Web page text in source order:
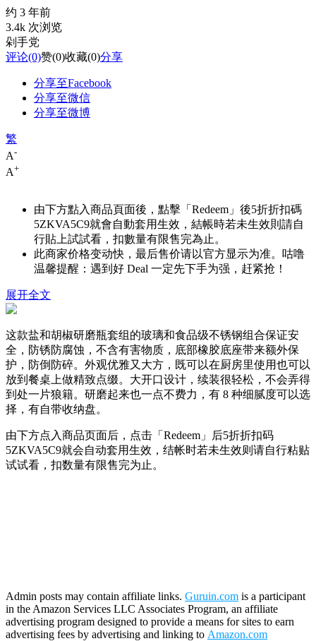
约 3 年前
3.4k 次浏览
剁手党
评论(0)赞(0)收藏(0)分享
分享至Facebook
分享至微信
分享至微博
繁
A-
A+
由下方點入商品頁面後，點擊「Redeem」後5折折扣碼
5ZKVA5C9就會自動套用生效，結帳時若未生效則請自
行貼上試試看，扣數量有限售完為止。
此商家价格变动快，最后售价请以官方显示为准。咕噜
温馨提醒：遇到好 Deal 一定先下手为强，赶紧抢！
展开全文
这款盐和胡椒研磨瓶套组的玻璃和食品级不锈钢组合保证安
全，防锈防腐蚀，不含有害物质，底部橡胶底座带来额外保
护，防倒防碎。外观优雅又大方，既可以在厨房里使用也可以
放到餐桌上做精致点缀。大开口设计，续装很轻松，不会弄得
到处一片狼籍。研磨起来也一点不费力，有 8 种细腻度可以选
择，有自带收纳盘。
由下方点入商品页面后，点击「Redeem」后5折折扣码
5ZKVA5C9就会自动套用生效，结帐时若未生效则请自行粘贴
试试看，扣数量有限售完为止。
Admin posts may contain affiliate links. Guruin.com is a participant
in the Amazon Services LLC Associates Program, an affiliate
advertising program designed to provide a means for sites to earn
advertising fees by advertising and linking to Amazon.com